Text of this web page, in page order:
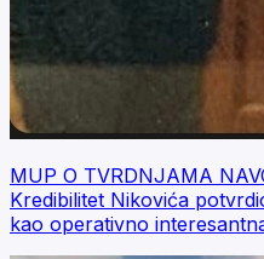
MUP O TVRDNJAMA
Kredibilitet Nikovića
kao operativno